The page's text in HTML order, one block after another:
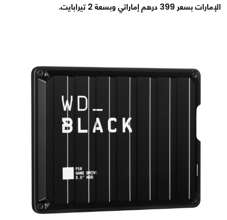
الإمارات بسعر 399 درهم إماراتي وبسعة 2 تيرابايت.